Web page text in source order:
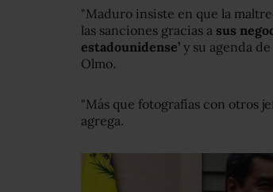
"Maduro insiste en que la
las sanciones gracias a sus
estadounidense’ y su agenda
Olmo.
"Más que fotografías con otros
agrega.